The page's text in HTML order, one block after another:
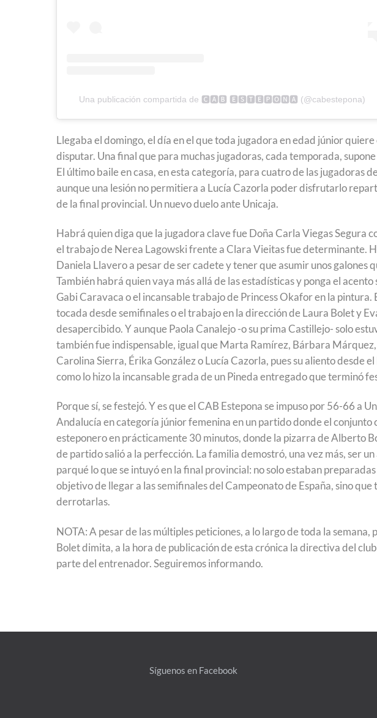
Una publicación compartida de 🅲🅰🅱 🅴🆂🆃🅴🅿🅾🅽🅰 (@cabestepona)
Llegaba el domingo, el día en el que toda jugadora en edad júnior
disputar. Una final que para muchas jugadoras, cada temporada,
El último baile en casa, en esta categoría, para cuatro de las jugadoras
aunque una lesión no permitiera a Lucía Cazorla poder disfrutarlo
de la final provincial. Un nuevo duelo ante Unicaja.
Habrá quien diga que la jugadora clave fue Doña Carla Viegas Segura
el trabajo de Nerea Lagowski frente a Clara Vieitas fue determinante.
Daniela Llavero a pesar de ser cadete y tener que asumir unos galones
También habrá quien vaya más allá de las estadísticas y ponga el
Gabi Caravaca o el incansable trabajo de Princess Okafor en la
tocada desde semifinales o el trabajo en la dirección de Laura Bolet y
desapercibido. Y aunque Paola Canalejo -o su prima Castillejo- solo
también fue indispensable, igual que Marta Ramírez, Bárbara
Carolina Sierra, Érika González o Lucía Cazorla, pues su aliento desde
como lo hizo la incansable grada de un Pineda entregado que terminó
Porque sí, se festejó. Y es que el CAB Estepona se impuso por 56-66 a
Andalucía en categoría júnior femenina en un partido donde el conjunto
esteponero en prácticamente 30 minutos, donde la pizarra de Alberto
de partido salió a la perfección. La familia demostró, una vez más, ser
parqué lo que se intuyó en la final provincial: no solo estaban
objetivo de llegar a las semifinales del Campeonato de España, sino
derrotarlas.
NOTA: A pesar de las múltiples peticiones, a lo largo de toda la
Bolet dimita, a la hora de publicación de esta crónica la directiva del
parte del entrenador. Seguiremos informando.
Síguenos en Facebook